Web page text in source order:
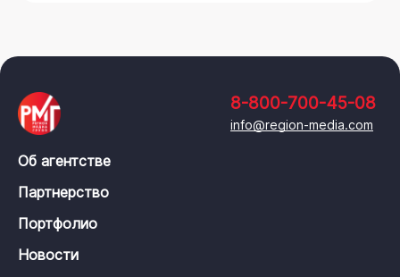
8-800-700-45-08
info@region-media.com
Об агентстве
Партнерство
Портфолио
Новости